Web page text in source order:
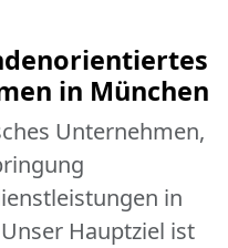
in München
Unternehmen,
in
Hauptziel ist